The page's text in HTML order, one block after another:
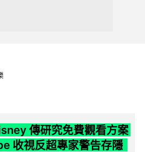
傳研究免費觀看方案
收視反超專家警告存隱